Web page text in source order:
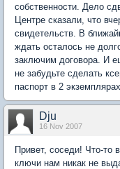
собственности. Дело
Центре сказали, что
свидетельств. В
ждать осталось не
заключим договора. И
не забудьте сделать
паспорт в 2 экземплярах.
Dju
16 Nov 2007
Привет, соседи! Что-то
ключи нам никак не